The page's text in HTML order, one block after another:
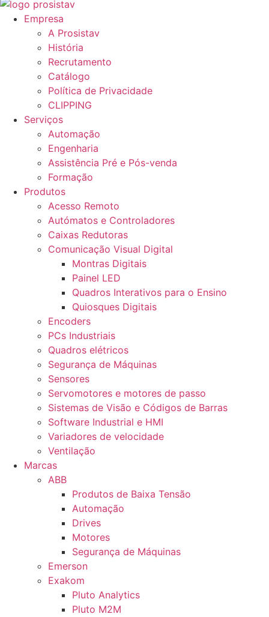
Empresa
A Prosistav
História
Recrutamento
Catálogo
Política de Privacidade
CLIPPING
Serviços
Automação
Engenharia
Assistência Pré e Pós-venda
Formação
Produtos
Acesso Remoto
Autómatos e Controladores
Caixas Redutoras
Comunicação Visual Digital
Montras Digitais
Painel LED
Quadros Interativos para o Ensino
Quiosques Digitais
Encoders
PCs Industriais
Quadros elétricos
Segurança de Máquinas
Sensores
Servomotores e motores de passo
Sistemas de Visão e Códigos de Barras
Software Industrial e HMI
Variadores de velocidade
Ventilação
Marcas
ABB
Produtos de Baixa Tensão
Automação
Drives
Motores
Segurança de Máquinas
Emerson
Exakom
Pluto Analytics
Pluto M2M